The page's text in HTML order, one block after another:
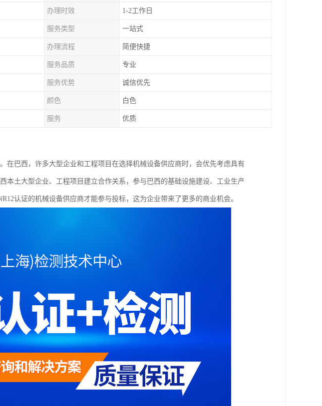
办理时效 1-2工作日
服务类型 一站式
办理流程 简便快捷
服务品质 专业
服务优势 诚信优先
颜色 白色
服务 优质
在巴西，许多大型企业和工程项目在选择机械设备供应商时，会优先考虑具有
本土大型企业、工程项目建立合作关系，参与巴西的基础设施建设、工业生产
认证的机械设备供应商才能参与投标，这为企业带来了更多的商业机会。